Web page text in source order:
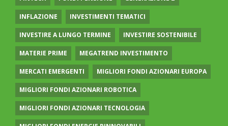
INFLAZIONE INVESTIMENTI TEMATICI
INVESTIRE A LUNGO TERMINE INVESTIRE SOSTENIBILE
MATERIE PRIME MEGATREND INVESTIMENTO
MERCATI EMERGENTI MIGLIORI FONDI AZIONARI EUROPA
MIGLIORI FONDI AZIONARI ROBOTICA
MIGLIORI FONDI AZIONARI TECNOLOGIA